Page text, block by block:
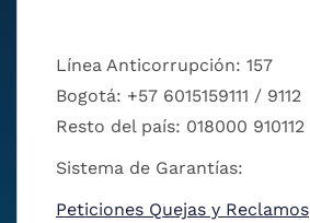
Línea Anticorrupción: 157
Bogotá: +57 6015159111 / 9112
Resto del país: 018000 910112
Sistema de Garantías:
Peticiones Quejas y Reclamos